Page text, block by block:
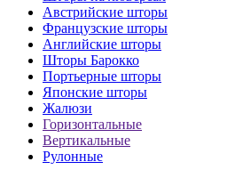
Австрийские шторы
Французские шторы
Английские шторы
Шторы Барокко
Портьерные шторы
Японские шторы
Жалюзи
Горизонтальные
Вертикальные
Рулонные